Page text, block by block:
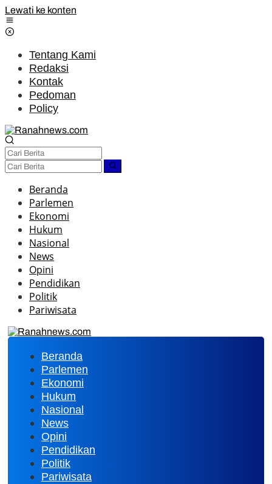
Lewati ke konten
Tentang Kami
Redaksi
Kontak
Pedoman
Policy
Beranda
Parlemen
Ekonomi
Hukum
Nasional
News
Opini
Pendidikan
Politik
Pariwisata
Beranda
Parlemen
Ekonomi
Hukum
Nasional
News
Opini
Pendidikan
Politik
Pariwisata